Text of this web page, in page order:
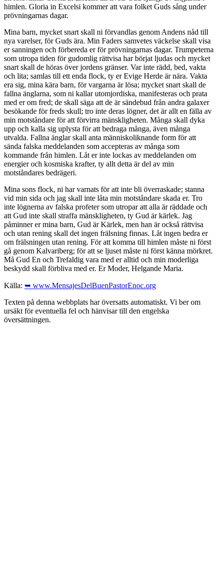
himlen. Gloria in Excelsi kommer att vara folket Guds sång under
prövningarnas dagar.
Mina barn, mycket snart skall ni förvandlas genom Andens nåd till
nya varelser, för Guds ära. Min Faders samvetes väckelse skall visa
er sanningen och förbereda er för prövningarnas dagar. Trumpeterna
som utropa tiden för gudomlig rättvisa har börjat ljudas och mycket
snart skall de höras över jordens gränser. Var inte rädd, bed, vakta
och lita; samlas till ett enda flock, ty er Evige Herde är nära. Vakta
era sig, mina kära barn, för vargarna är lösa; mycket snart skall de
fallna änglarna, som ni kallar utomjordiska, manifesteras och prata
med er om fred; de skall säga att de är sändebud från andra galaxer
besökande för freds skull; tro inte deras lögner, det är allt en fälla av
min motståndare för att förvirra mänskligheten. Många skall dyka
upp och kalla sig uplysta för att bedraga många, även många
utvalda. Fallna änglar skall anta människoliknande form för att
sända falska meddelanden som accepteras av många som
kommande från himlen. Låt er inte lockas av meddelanden om
energier och kosmiska krafter, ty allt detta är del av min
motståndares bedrägeri.
Mina sons flock, ni har varnats för att inte bli överraskade; stanna
vid min sida och jag skall inte låta min motståndare skada er. Tro
inte lögnerna av falska profeter som utropar att alla är räddade och
att Gud inte skall straffa mänskligheten, ty Gud är kärlek. Jag
påminner er mina barn, Gud är Kärlek, men han är också rättvisa
och utan rening skall det ingen frälsning finnas. Låt ingen bedra er
om frälsningen utan rening. För att komma till himlen måste ni först
gå genom Kalvariberg; för att se ljuset måste ni först känna mörkret.
Må Gud En och Trefaldig vara med er alltid och min moderliga
beskydd skall förbliva med er. Er Moder, Helgande Maria.
Källa: ➥ www.MensajesDelBuenPastorEnoc.org
Texten på denna webbplats har översatts automatiskt. Vi ber om
ursäkt för eventuella fel och hänvisar till den engelska
översättningen.